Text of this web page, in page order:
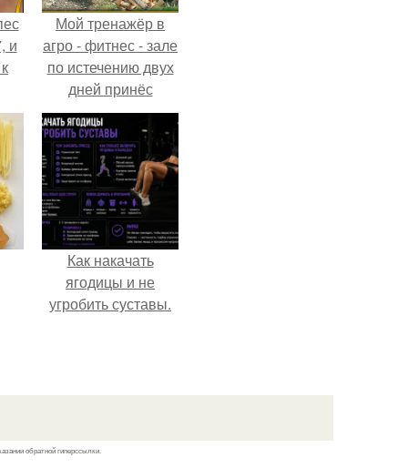
и
Мой тренажёр в
агро - фитнес - зале
по истечению двух
дней принёс
ощутимый
результат.
Как накачать
ягодицы и не
угробить суставы.
обратной гиперссылки.